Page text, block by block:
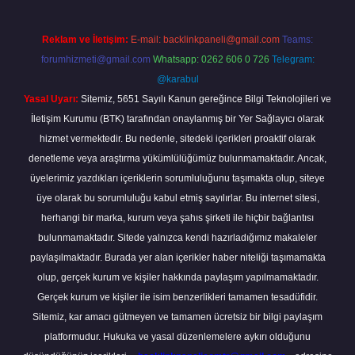
Reklam ve İletişim: E-mail: backlinkpaneli@gmail.com Teams:
forumhizmeti@gmail.com Whatsapp: 0262 606 0 726 Telegram:
@karabul
Yasal Uyarı: Sitemiz, 5651 Sayılı Kanun gereğince Bilgi Teknolojileri ve
İletişim Kurumu (BTK) tarafından onaylanmış bir Yer Sağlayıcı olarak
hizmet vermektedir. Bu nedenle, sitedeki içerikleri proaktif olarak
denetleme veya araştırma yükümlülüğümüz bulunmamaktadır. Ancak,
üyelerimiz yazdıkları içeriklerin sorumluluğunu taşımakta olup, siteye
üye olarak bu sorumluluğu kabul etmiş sayılırlar. Bu internet sitesi,
herhangi bir marka, kurum veya şahıs şirketi ile hiçbir bağlantısı
bulunmamaktadır. Sitede yalnızca kendi hazırladığımız makaleler
paylaşılmaktadır. Burada yer alan içerikler haber niteliği taşımamakta
olup, gerçek kurum ve kişiler hakkında paylaşım yapılmamaktadır.
Gerçek kurum ve kişiler ile isim benzerlikleri tamamen tesadüfidir.
Sitemiz, kar amacı gütmeyen ve tamamen ücretsiz bir bilgi paylaşım
platformudur. Hukuka ve yasal düzenlemelere aykırı olduğunu